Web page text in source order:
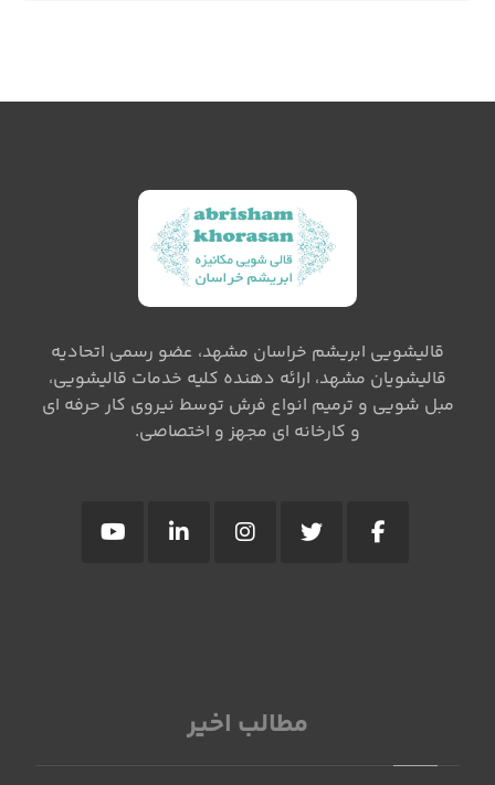
قالیشویی ابریشم خراسان مشهد، عضو رسمی اتحادیه
قالیشویان مشهد، ارائه دهنده کلیه خدمات قالیشویی،
مبل شویی و ترمیم انواع فرش توسط نیروی کار حرفه ای
و کارخانه ای مجهز و اختصاصی.
مطالب اخیر